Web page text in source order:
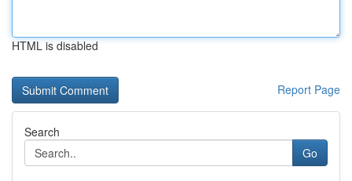
HTML is disabled
Report Page
Search
Go